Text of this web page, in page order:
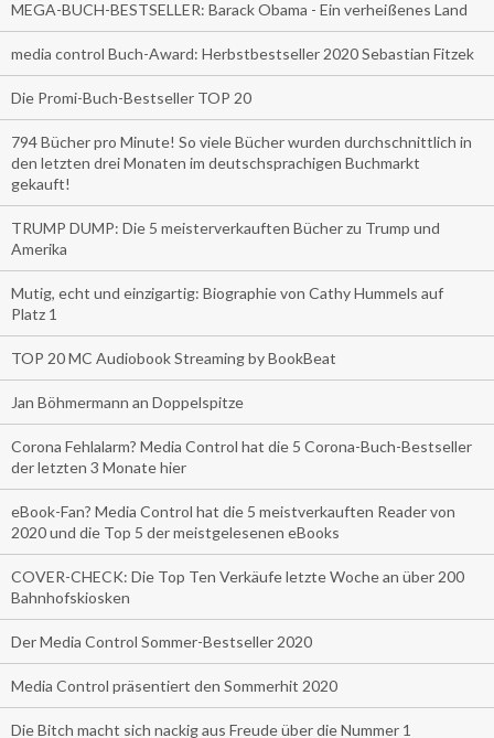
MEGA-BUCH-BESTSELLER: Barack Obama - Ein verheißenes Land
media control Buch-Award: Herbstbestseller 2020 Sebastian Fitzek
Die Promi-Buch-Bestseller TOP 20
794 Bücher pro Minute! So viele Bücher wurden durchschnittlich in
den letzten drei Monaten im deutschsprachigen Buchmarkt
gekauft!
TRUMP DUMP: Die 5 meisterverkauften Bücher zu Trump und
Amerika
Mutig, echt und einzigartig: Biographie von Cathy Hummels auf
Platz 1
TOP 20 MC Audiobook Streaming by BookBeat
Jan Böhmermann an Doppelspitze
Corona Fehlalarm? Media Control hat die 5 Corona-Buch-Bestseller
der letzten 3 Monate hier
eBook-Fan? Media Control hat die 5 meistverkauften Reader von
2020 und die Top 5 der meistgelesenen eBooks
COVER-CHECK: Die Top Ten Verkäufe letzte Woche an über 200
Bahnhofskiosken
Der Media Control Sommer-Bestseller 2020
Media Control präsentiert den Sommerhit 2020
Die Bitch macht sich nackig aus Freude über die Nummer 1